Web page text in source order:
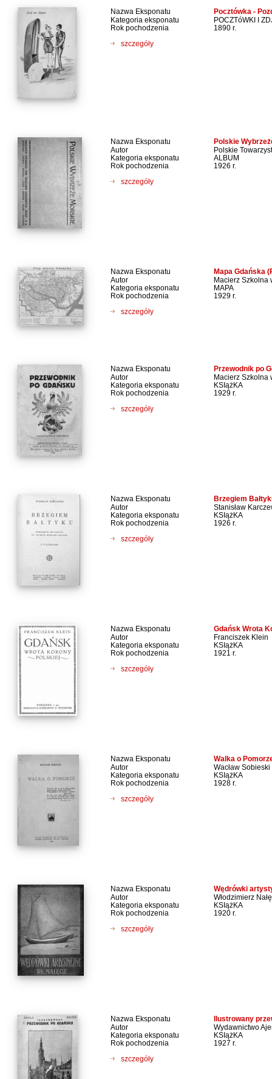
Nazwa Eksponatu Pocztówka -
Kategoria eksponatu
POCZTóWKI I
Rok pochodzenia
1890 r.
szczegóły
Nazwa Eksponatu Polskie
Autor
Polskie
Kategoria eksponatu
ALBUM
Rok pochodzenia
1926 r.
szczegóły
Nazwa Eksponatu Mapa Gdańska
Autor
Macierz Szkolna
Kategoria eksponatu
MAPA
Rok pochodzenia
1929 r.
szczegóły
Nazwa Eksponatu Przewodnik po
Autor
Macierz Szkolna
Kategoria eksponatu
KSIążKA
Rok pochodzenia
1929 r.
szczegóły
Nazwa Eksponatu Brzegiem
Autor
Stanisław
Kategoria eksponatu
KSIążKA
Rok pochodzenia
1926 r.
szczegóły
Nazwa Eksponatu Gdańsk Wrota
Autor
Franciszek Klein
Kategoria eksponatu
KSIążKA
Rok pochodzenia
1921 r.
szczegóły
Nazwa Eksponatu Walka o
Autor
Wacław Sobieski
Kategoria eksponatu
KSIążKA
Rok pochodzenia
1928 r.
szczegóły
Nazwa Eksponatu Wędrówki
Autor
Włodzimierz
Kategoria eksponatu
KSIążKA
Rok pochodzenia
1920 r.
szczegóły
Nazwa Eksponatu Ilustrowany
Autor
Wydawnictwo
Kategoria eksponatu
KSIążKA
Rok pochodzenia
1927 r.
szczegóły